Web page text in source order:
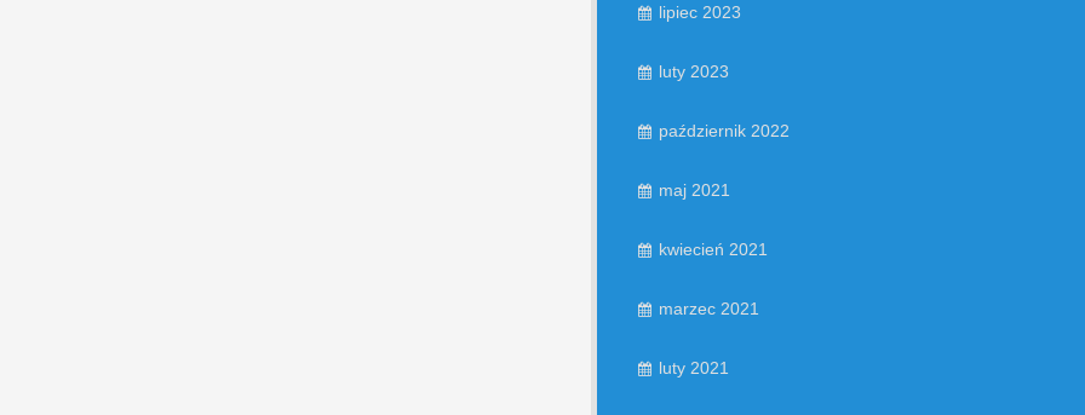
lipiec 2023
luty 2023
październik 2022
maj 2021
kwiecień 2021
marzec 2021
luty 2021